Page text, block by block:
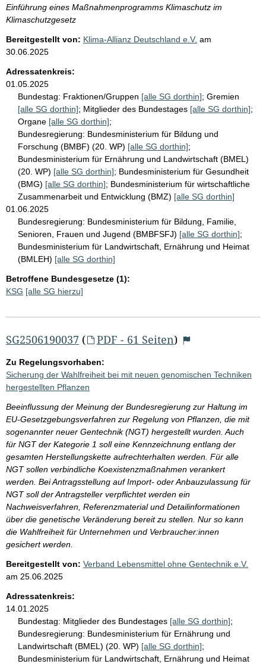
Einführung eines Maßnahmenprogramms Klimaschutz im
Klimaschutzgesetz
Bereitgestellt von: Klima-Allianz Deutschland e.V. am
30.06.2025
Adressatenkreis:
01.05.2025
Bundestag: Fraktionen/Gruppen [alle SG dorthin]; Gremien
[alle SG dorthin]; Mitglieder des Bundestages [alle SG dorthin];
Organe [alle SG dorthin];
Bundesregierung: Bundesministerium für Bildung und
Forschung (BMBF) (20. WP) [alle SG dorthin];
Bundesministerium für Ernährung und Landwirtschaft (BMEL)
(20. WP) [alle SG dorthin]; Bundesministerium für Gesundheit
(BMG) [alle SG dorthin]; Bundesministerium für wirtschaftliche
Zusammenarbeit und Entwicklung (BMZ) [alle SG dorthin]
01.06.2025
Bundesregierung: Bundesministerium für Bildung, Familie,
Senioren, Frauen und Jugend (BMBFSFJ) [alle SG dorthin];
Bundesministerium für Landwirtschaft, Ernährung und Heimat
(BMLEH) [alle SG dorthin]
Betroffene Bundesgesetze (1):
KSG [alle SG hierzu]
SG2506190037 ( PDF - 61 Seiten)
Zu Regelungsvorhaben:
Sicherung der Wahlfreiheit bei mit neuen genomischen Techniken
hergestellten Pflanzen
Beeinflussung der Meinung der Bundesregierung zur Haltung im
EU-Gesetzgebungsverfahren zur Regelung von Pflanzen, die mit
sogenannter neuer Gentechnik (NGT) hergestellt wurden. Auch
für NGT der Kategorie 1 soll eine Kennzeichnung entlang der
gesamten Herstellungskette aufrechterhalten werden. Für alle
NGT sollen verbindliche Koexistenzmaßnahmen verankert
werden. Bei Antragsstellung auf Import- oder Anbauzulassung für
NGT soll der Antragsteller verpflichtet werden ein
Nachweisverfahren, Referenzmaterial und Detailinformationen
über die genetische Veränderung bereit zu stellen. Nur so kann
die Wahlfreiheit für Unternehmen und Verbraucher:innen
gesichert werden.
Bereitgestellt von: Verband Lebensmittel ohne Gentechnik e.V.
am 25.06.2025
Adressatenkreis:
14.01.2025
Bundestag: Mitglieder des Bundestages [alle SG dorthin];
Bundesregierung: Bundesministerium für Ernährung und
Landwirtschaft (BMEL) (20. WP) [alle SG dorthin];
Bundesministerium für Landwirtschaft, Ernährung und Heimat